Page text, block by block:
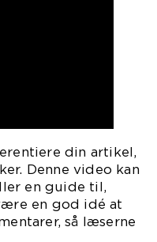
din artikel,
Denne video kan
en guide til,
en god idé at
så læserne